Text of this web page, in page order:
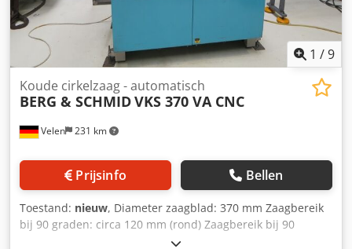
1 /9
Velen 231 km
Koude cirkelzaag - automatisch
BERG & SCHMIDVKS 370 VA CNC
Prijsinfo Bellen
Toestand: nieuw, Diameter zaagblad: 370 mm Zaagbereik
bij 90 graden: circa 120 mm (rond) Zaagbereik bij 90
graden: 100 mm (vierkant) Zaagbereik bij 90 graden: 180 x